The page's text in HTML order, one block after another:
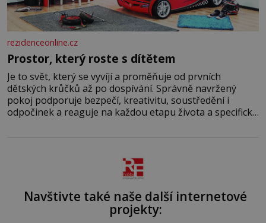
rezidenceonline.cz
Prostor, který roste s dítětem
Je to svět, který se vyvíjí a proměňuje od prvních
dětských krůčků až po dospívání. Správně navržený
pokoj podporuje bezpečí, kreativitu, soustředění i
odpočinek a reaguje na každou etapu života a specifické
Navštivte také naše další internetové
projekty: